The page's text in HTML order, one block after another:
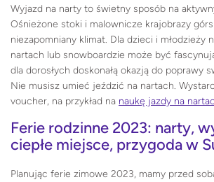
Wyjazd na narty to świetny sposób na
Ośnieżone stoki i malownicze krajobrazy
niezapomniany klimat. Dla dzieci i młodzieży
nartach lub snowboardzie może być
dla dorosłych doskonałą okazją do poprawy
Nie musisz umieć jeździć na nartach.
voucher, na przykład na naukę jazdy na
Ferie rodzinne 2023: narty,
ciepłe miejsce, przygoda w
Planując ferie zimowe 2023, mamy przed